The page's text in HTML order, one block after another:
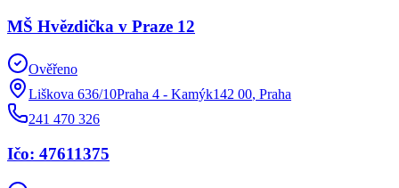
MŠ Hvězdička v Praze 12
Ověřeno
Liškova 636/10Praha 4 - Kamýk142 00, Praha
241 470 326
Ičo: 47611375